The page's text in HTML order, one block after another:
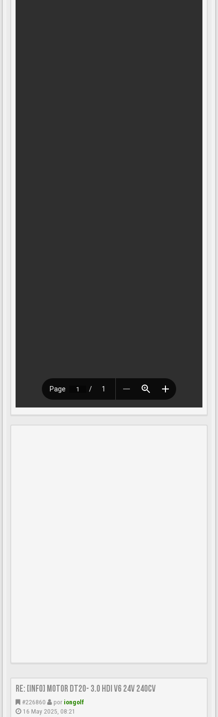
Re: [INFO] Motor DT20- 3.0 HDi V6 24v 240cv
#226860 por iongolf
16 May 2025, 08:21